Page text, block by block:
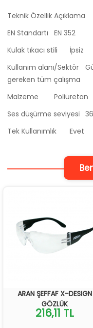
Teknik Özellik Açıklama
EN Standartı
EN 352
Kulak tıkacı stili
İpsiz
Kullanım alanı/Sektör
gereken tüm çalışma
Malzeme
Poliüretan
Ses düşürme seviyesi
Tek Kullanımlık
Evet
ARAN ŞEFFAF X-DESIGN
GÖZLÜK
216,11 TL